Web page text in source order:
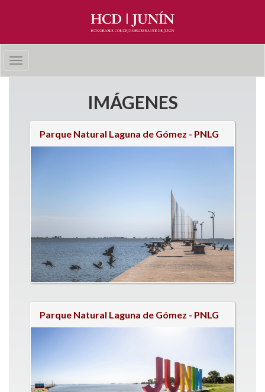
Toggle
IMÁGENES
Parque Natural Laguna de Gómez - PNLG
Parque Natural Laguna de Gómez - PNLG
Páginas